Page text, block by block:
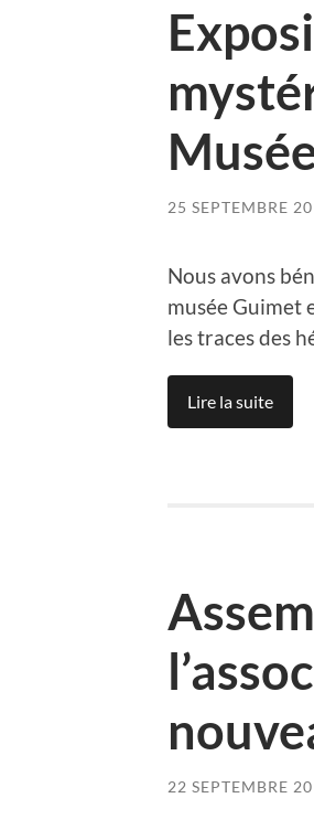
25 SEPTEMBRE
Nous avons
musée Guimet
les traces des
Lire la suite
22 SEPTEMBRE